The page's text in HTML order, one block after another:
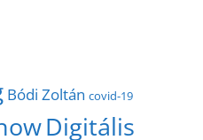
Bódi Zoltán covid-19
Digitális